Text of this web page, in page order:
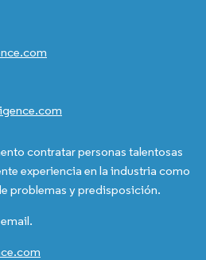
contratar personas talentosas
experiencia en la industria como
problemas y predisposición.